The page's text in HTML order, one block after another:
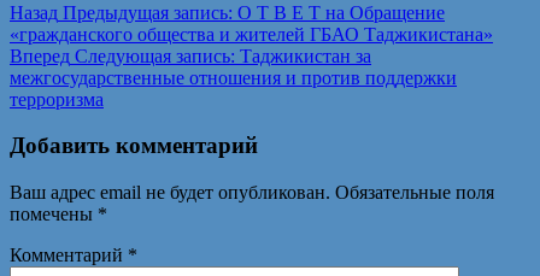
Назад Предыдущая запись: О Т В Е Т на Обращение
«гражданского общества и жителей ГБАО Таджикистана»
Вперед Следующая запись: Таджикистан за
межгосударственные отношения и против поддержки
терроризма
Добавить комментарий
Ваш адрес email не будет опубликован. Обязательные поля
помечены *
Комментарий *